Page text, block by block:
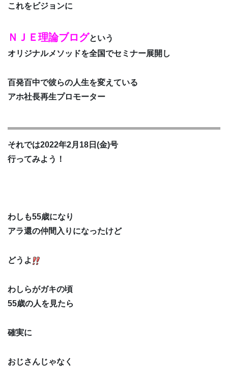
これをビジョンに
ＮＪＥ理論ブログという
オリジナルメソッドを全国でセミナー展開し
百発百中で彼らの人生を変えている
アホ社長再生プロモーター
それでは2022年2月18日(金)号
行ってみよう！
わしも55歳になり
アラ還の仲間入りになったけど
どうよ
わしらがガキの頃
55歳の人を見たら
確実に
おじさんじゃなく